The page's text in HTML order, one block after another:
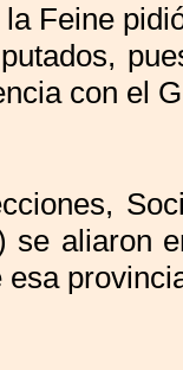
Feine
con el
se aliaron
esa